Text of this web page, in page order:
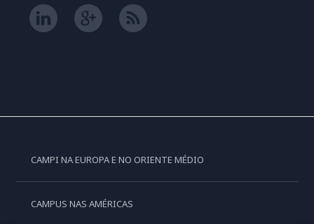
CAMPI NA EUROPA E NO ORIENTE MÉDIO
CAMPUS NAS AMÉRICAS